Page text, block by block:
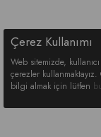
Çerez Kullanımı
Web sitemizde,
çerezler kullanmaktayız.
bilgi almak için lütfen